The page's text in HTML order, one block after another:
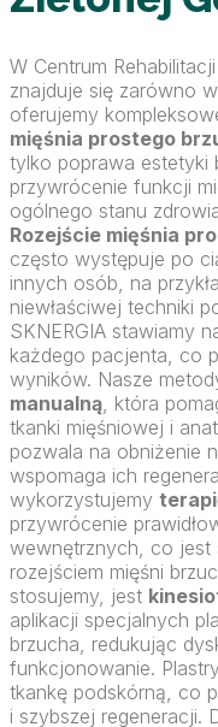
W Centrum
znajduje się zarówno
oferujemy
mięśnia prostego
tylko poprawa estetyki
przywrócenie funkcji
ogólnego stanu
Rozejście mięśnia
często występuje po
innych osób, na
niewłaściwej techniki
SKNERGIA stawiamy
każdego pacjenta, co
wyników. Nasze
manualną, która
tkanki mięśniowej i
pozwala na obniżenie
wspomaga ich
wykorzystujemy
przywrócenie
wewnętrznych, co jest
rozejściem mięśni
stosujemy, jest
aplikacji specjalnych
brzucha, redukując
funkcjonowanie.
tkankę podskórną, co
i szybszej regeneracji.